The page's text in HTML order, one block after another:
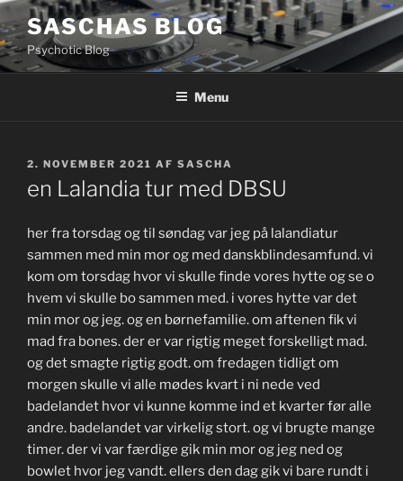
Videre
til
indhold
SASCHAS BLOG
Psychotic Blog
Menu
UDGIVET
2. NOVEMBER 2021 AF SASCHA
en Lalandia tur med DBSU
her fra torsdag og til søndag var jeg på lalandiatur
sammen med min mor og med danskblindesamfund. vi
kom om torsdag hvor vi skulle finde vores hytte og se o
hvem vi skulle bo sammen med. i vores hytte var det
min mor og jeg. og en børnefamilie. om aftenen fik vi
mad fra bones. der er var rigtig meget forskelligt mad.
og det smagte rigtig godt. om fredagen tidligt om
morgen skulle vi alle mødes kvart i ni nede ved
badelandet hvor vi kunne komme ind et kvarter før alle
andre. badelandet var virkelig stort. og vi brugte mange
timer. der vi var færdige gik min mor og jeg ned og
bowlet hvor jeg vandt. ellers den dag gik vi bare rundt i